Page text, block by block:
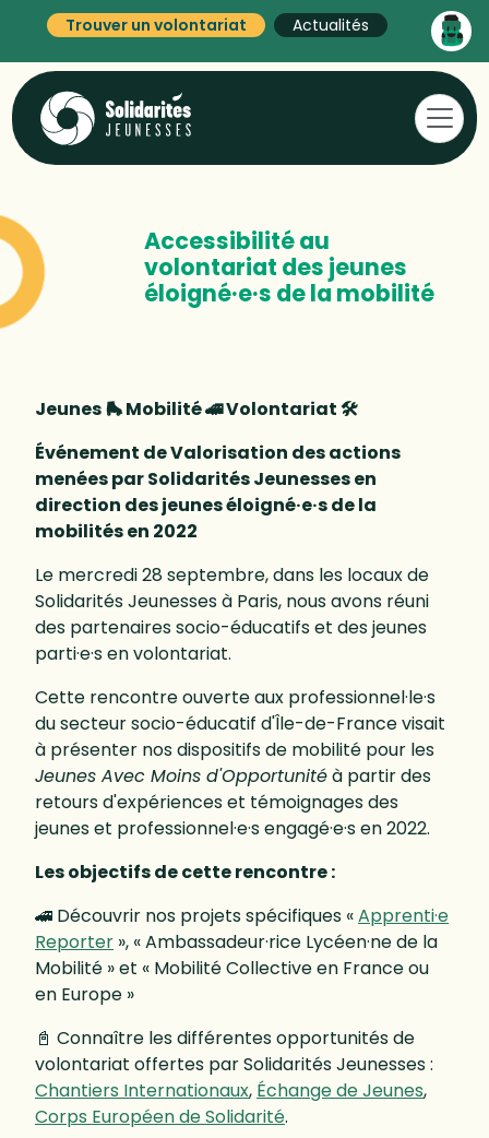
Trouver un volontariat Actualités
Accessibilité au
volontariat des jeunes
éloigné·e·s de la mobilité
Jeunes 🛼 Mobilité 🚄 Volontariat 🛠
Événement de Valorisation des actions
menées par Solidarités Jeunesses en
direction des jeunes éloigné·e·s de la
mobilités en 2022
Le mercredi 28 septembre, dans les locaux de
Solidarités Jeunesses à Paris, nous avons réuni
des partenaires socio-éducatifs et des jeunes
parti·e·s en volontariat.
Cette rencontre ouverte aux professionnel·le·s
du secteur socio-éducatif d'Île-de-France visait
à présenter nos dispositifs de mobilité pour les
Jeunes Avec Moins d'Opportunitéà partir des
retours d'expériences et témoignages des
jeunes et professionnel·e·s engagé·e·s en 2022.
Les objectifs de cette rencontre :
🚄 Découvrir nos projets spécifiques «Apprenti·e
Reporter », « Ambassadeur·rice Lycéen·ne de la
Mobilité » et « Mobilité Collective en France ou
en Europe »
📓 Connaître les différentes opportunités de
volontariat offertes par Solidarités Jeunesses :
Chantiers Internationaux, Échange de Jeunes,
Corps Européen de Solidarité.